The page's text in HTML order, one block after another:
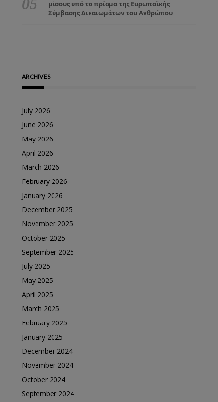
μίσους υπό το πρίσμα της Ευρωπαϊκής
Σύμβασης Δικαιωμάτων του Ανθρώπου
ARCHIVES
July 2026
June 2026
May 2026
April 2026
March 2026
February 2026
January 2026
December 2025
November 2025
October 2025
September 2025
July 2025
May 2025
April 2025
March 2025
February 2025
January 2025
December 2024
November 2024
October 2024
September 2024